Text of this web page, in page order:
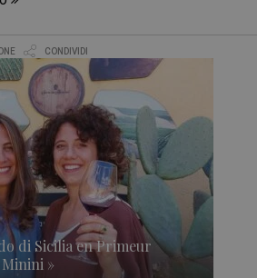
CONDIVIDI
di Sicilia en Primeur
»